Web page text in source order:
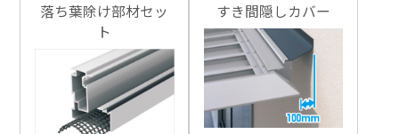
落ち葉除け部材セッ
ト
すき間隠しカバー